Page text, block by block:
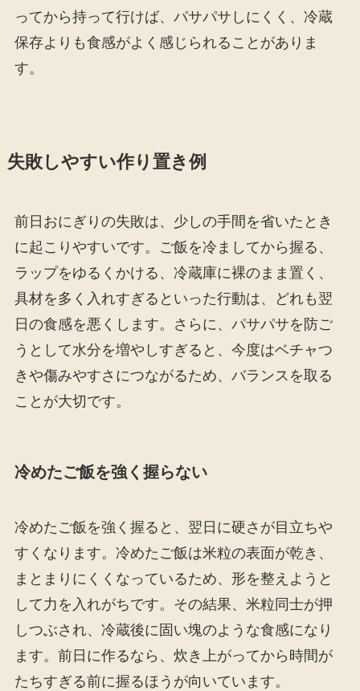
ってから持って行けば、パサパサしにくく、冷蔵
保存よりも食感がよく感じられることがありま
す。
失敗しやすい作り置き例
前日おにぎりの失敗は、少しの手間を省いたとき
に起こりやすいです。ご飯を冷ましてから握る、
ラップをゆるくかける、冷蔵庫に裸のまま置く、
具材を多く入れすぎるといった行動は、どれも翌
日の食感を悪くします。さらに、パサパサを防ご
うとして水分を増やしすぎると、今度はベチャつ
きや傷みやすさにつながるため、バランスを取る
ことが大切です。
冷めたご飯を強く握らない
冷めたご飯を強く握ると、翌日に硬さが目立ちや
すくなります。冷めたご飯は米粒の表面が乾き、
まとまりにくくなっているため、形を整えようと
して力を入れがちです。その結果、米粒同士が押
しつぶされ、冷蔵後に固い塊のような食感になり
ます。前日に作るなら、炊き上がってから時間が
たちすぎる前に握るほうが向いています。